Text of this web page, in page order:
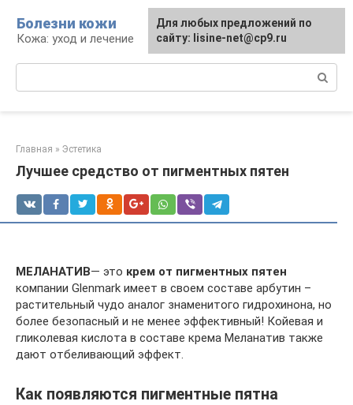
контенту
Болезни кожи
Кожа: уход и лечение
Главная » Эстетика
Лучшее средство от пигментных пятен
МЕЛАНАТИВ— это крем от пигментных пятен
компании Glenmark имеет в своем составе арбутин –
растительный чудо аналог знаменитого гидрохинона, но
более безопасный и не менее эффективный! Койевая и
гликолевая кислота в составе крема Меланатив также
дают отбеливающий эффект.
Как появляются пигментные пятна
Для любых предложений по
сайту: lisine-net@cp9.ru